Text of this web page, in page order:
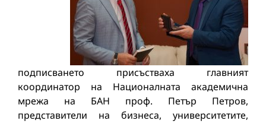
подписването присъстваха главният
координатор на Националната академична
мрежа на БАН проф. Петър Петров,
представители на бизнеса, университетите,